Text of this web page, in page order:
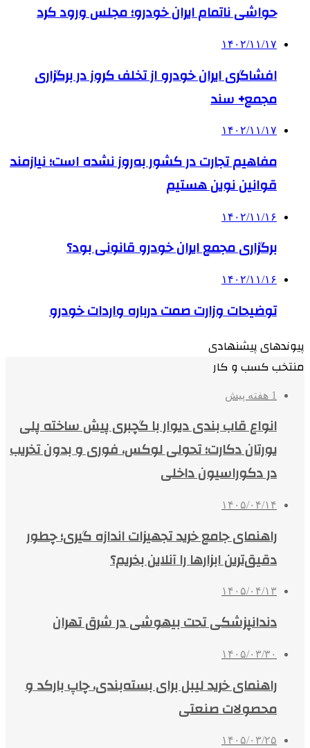
حواشی ناتمام ایران خودرو؛ مجلس ورود کرد
۱۴۰۲/۱۱/۱۷
افشاگری ایران خودرو از تخلف کروز در برگزاری
مجمع+ سند
۱۴۰۲/۱۱/۱۷
مفاهیم تجارت در کشور به‌روز نشده است؛ نیازمند
قوانین نوین هستیم
۱۴۰۲/۱۱/۱۶
برگزاری مجمع ایران خودرو قانونی بود؟
۱۴۰۲/۱۱/۱۶
توضیحات وزارت صمت درباره واردات خودرو
پیوندهای پیشنهادی
منتخب کسب و کار
1 هفته پیش
انواع قاب بندی دیوار با گچبری پیش ساخته پلی
یورتان دکارت؛ تحولی لوکس، فوری و بدون تخریب
در دکوراسیون داخلی
۱۴۰۵/۰۴/۱۴
راهنمای جامع خرید تجهیزات اندازه گیری؛ چطور
دقیق‌ترین ابزارها را آنلاین بخریم؟
۱۴۰۵/۰۴/۱۳
دندانپزشکی تحت بیهوشی در شرق تهران
۱۴۰۵/۰۳/۳۰
راهنمای خرید لیبل برای بسته‌بندی، چاپ بارکد و
محصولات صنعتی
۱۴۰۵/۰۳/۲۵